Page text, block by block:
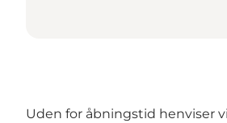
Uden for åbningstid henviser